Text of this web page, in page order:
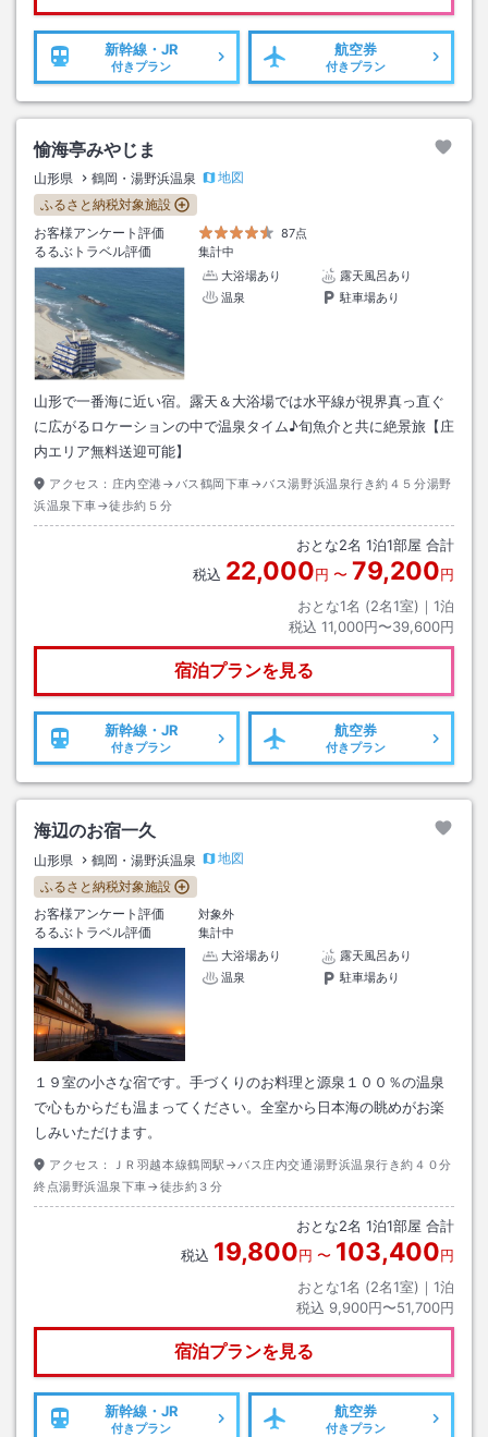
新幹線・JR
付きプラン
航空券
付きプラン
愉海亭みやじま
山形県 鶴岡・湯野浜温泉
地図
ふるさと納税対象施設
お客様アンケート評価
87点
るるぶトラベル評価
集計中
大浴場あり
露天風呂あり
温泉
駐車場あり
山形で一番海に近い宿。露天＆大浴場では水平線が視界真っ直ぐ
に広がるロケーションの中で温泉タイム♪旬魚介と共に絶景旅【庄
内エリア無料送迎可能】
アクセス： 庄内空港→バス鶴岡下車→バス湯野浜温泉行き約４５分湯野
浜温泉下車→徒歩約５分
おとな2名 1泊1部屋 合計
税込 22,000円 〜 79,200円
おとな1名 (2名1室)｜ 1泊
税込 11,000円〜39,600円
宿泊プランを見る
新幹線・JR
付きプラン
航空券
付きプラン
海辺のお宿一久
山形県 鶴岡・湯野浜温泉
地図
ふるさと納税対象施設
お客様アンケート評価
対象外
るるぶトラベル評価
集計中
大浴場あり
露天風呂あり
温泉
駐車場あり
１９室の小さな宿です。手づくりのお料理と源泉１００％の温泉
で心もからだも温まってください。全室から日本海の眺めがお楽
しみいただけます。
アクセス：
ＪＲ羽越本線鶴岡駅→バス庄内交通湯野浜温泉行き約４０分
終点湯野浜温泉下車→徒歩約３分
おとな2名 1泊1部屋 合計
税込 19,800円 〜 103,400円
おとな1名 (2名1室)｜ 1泊
税込 9,900円〜51,700円
宿泊プランを見る
新幹線・JR
付きプラン
航空券
付きプラン